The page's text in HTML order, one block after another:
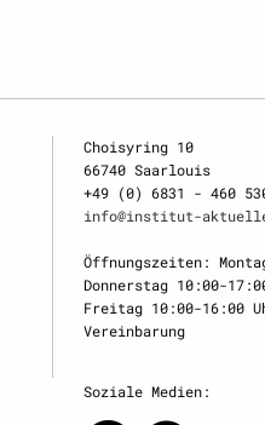
Choisyring 10
66740 Saarlouis
+49 (0) 6831 - 460
info@institut-
Öffnungszeiten:
Donnerstag 10:00-
Freitag 10:00-16:00
Vereinbarung
Soziale Medien: